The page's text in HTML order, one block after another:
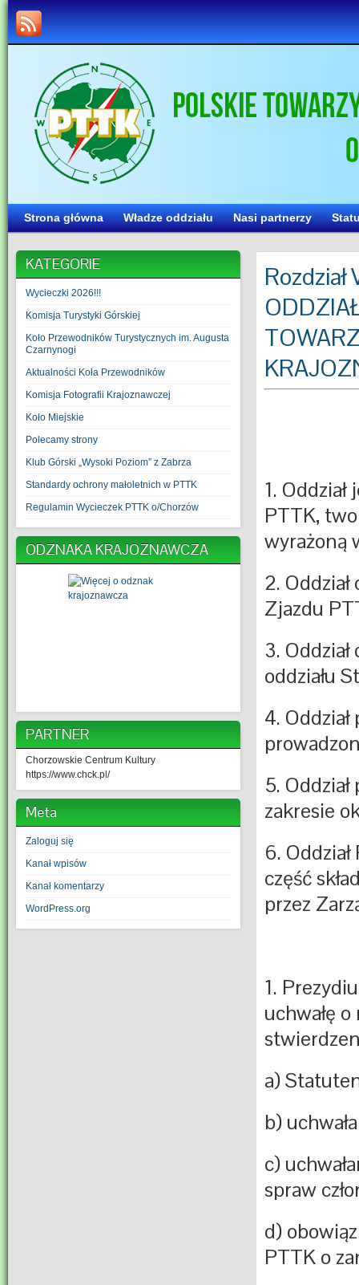
Strona główna Władze oddziału Nasi partnerzy
KATEGORIE
Wycieczki 2026!!!
Komisja Turystyki Górskiej
Koło Przewodników Turystycznych im. Augusta
Czarnynogi
Aktualności Koła Przewodników
Komisja Fotografii Krajoznawczej
Koło Miejskie
Polecamy strony
Klub Górski „Wysoki Poziom” z Zabrza
Standardy ochrony małoletnich w PTTK
Regulamin Wycieczek PTTK o/Chorzów
ODZNAKA KRAJOZNAWCZA
PARTNER
Chorzowskie Centrum Kultury
https://www.chck.pl/
Meta
Zaloguj się
Kanał wpisów
Kanał komentarzy
WordPress.org
1.
PTTK,
wyrażoną
2.
Zjazdu
3.
oddziału
4.
5.
zakresie
6.
część
przez
1.
uchwałę
a)
b)
c)
spraw
d)
PTTK o